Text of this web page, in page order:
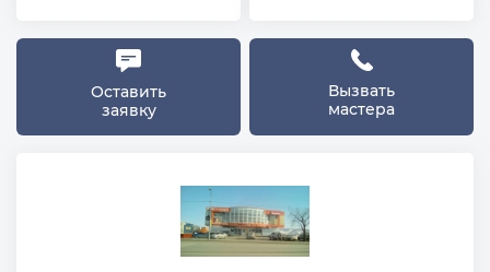
Оставить
заявку
Вызвать
мастера